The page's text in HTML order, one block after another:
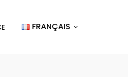
FRANÇAIS